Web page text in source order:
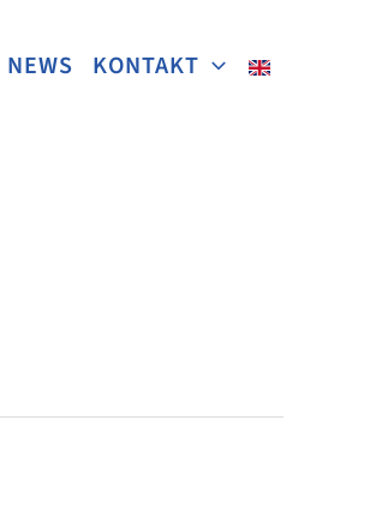
NEWS KONTAKT